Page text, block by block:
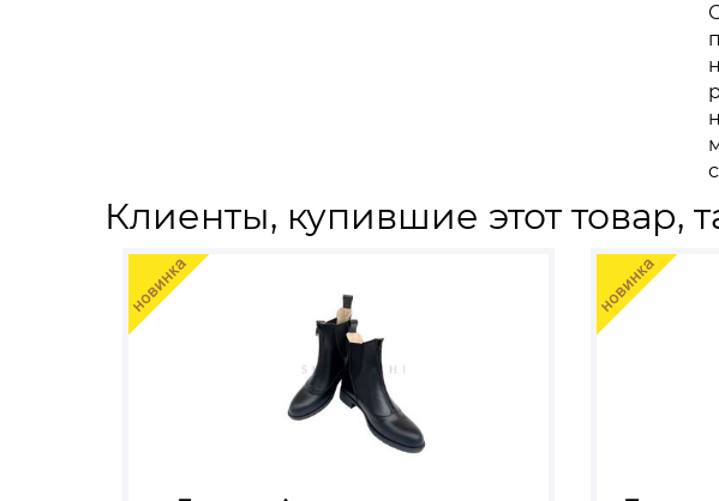
Клиенты, купившие этот товар,